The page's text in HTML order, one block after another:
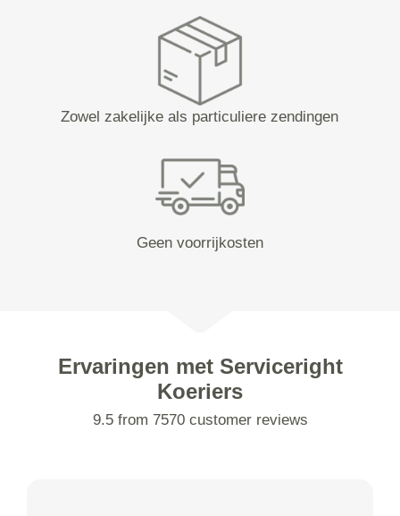
Zowel zakelijke als particuliere zendingen
Geen voorrijkosten
Ervaringen met Serviceright
Koeriers
9.5 from 7570 customer reviews